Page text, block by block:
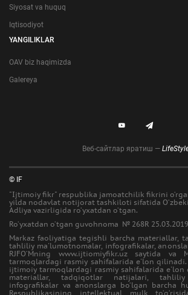
Siyosat va huquq
Iqtisodiyot
YANGILIKLAR
OAV biz haqimizda
Galereya
Веб-сайтлар яратиш —
© IF
"Ijtimoiy fikr" respublika jamoatchilik fikrini
yilda nodavlat notijorat tashkiloti sifatida
Adliya vazirligida ro‘yxatdan o‘tgan.
Ro‘yxatdan o‘tgan guvohnoma № 268R
Markaz faoliyatiga tegishli barcha materiallar,
tahliliy ma'lumotnomalar, infografikalar,
RJFO‘Mning www.ijtiomiyfikr.uz saytida va
tarmoqlardagi rasmiy sahifalarida e'lon qilinadi.
ijtimoiy tarmoqlardagi rasmiy sahifalarida e'lon
materiallar, tadqiqotlar natijalari, tahliliy
infografikalar va anonslarga bo‘lgan barcha
Respublikasining intellektual mulk